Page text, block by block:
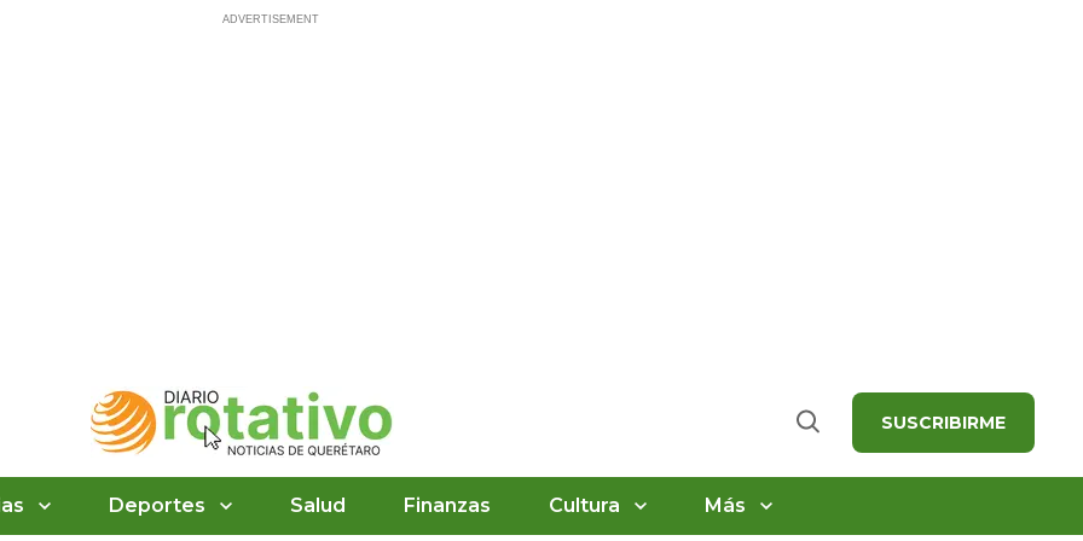
Buscar SUSCRIBIRME
Deportes Salud Finanzas Cultura Más